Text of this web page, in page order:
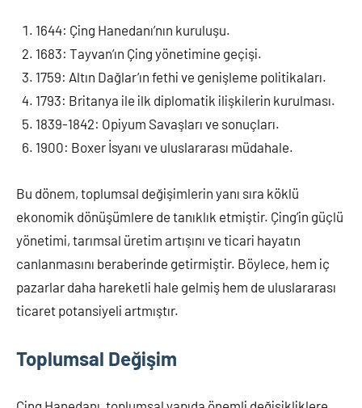
1644: Çing Hanedanı’nın kuruluşu.
1683: Tayvan’ın Çing yönetimine geçişi.
1759: Altın Dağlar’ın fethi ve genişleme politikaları.
1793: Britanya ile ilk diplomatik ilişkilerin kurulması.
1839-1842: Opiyum Savaşları ve sonuçları.
1900: Boxer İsyanı ve uluslararası müdahale.
Bu dönem, toplumsal değişimlerin yanı sıra köklü
ekonomik dönüşümlere de tanıklık etmiştir. Çing’in güçlü
yönetimi, tarımsal üretim artışını ve ticari hayatın
canlanmasını beraberinde getirmiştir. Böylece, hem iç
pazarlar daha hareketli hale gelmiş hem de uluslararası
ticaret potansiyeli artmıştır.
Toplumsal Değişim